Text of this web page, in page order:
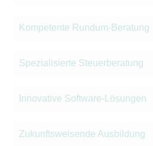
Kompetente Rundum-Beratung
Spezialisierte Steuerberatung
Innovative Software-Lösungen
Zukunftsweisende Ausbildung